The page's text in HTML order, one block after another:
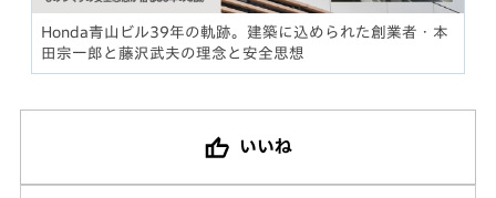
Honda青山ビル39年の軌跡。建築に込められた創業者・本
田宗一郎と藤沢武夫の理念と安全思想
いいね